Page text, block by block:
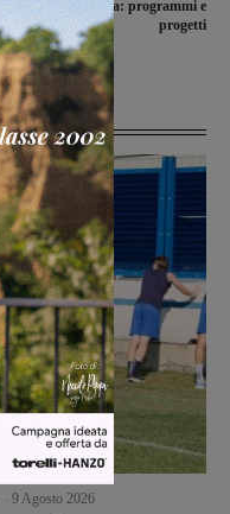
Sociale e cultura: programmi e
progetti
9 Agosto 2026